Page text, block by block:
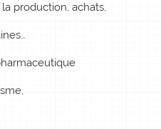
production, achats,